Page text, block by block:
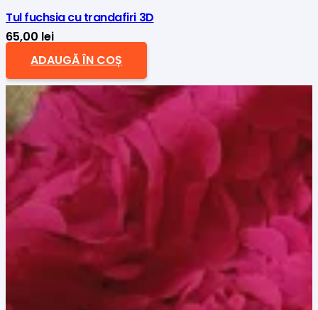
Tul fuchsia cu trandafiri 3D
65,00 lei
ADAUGĂ ÎN COȘ